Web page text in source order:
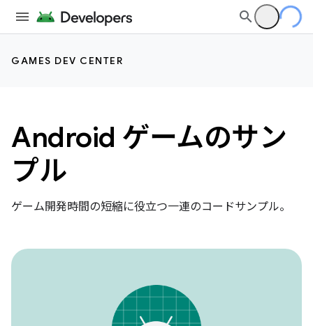
GAMES DEV CENTER
Android ゲームのサン
プル
ゲーム開発時間の短縮に役立つ一連のコードサンプル。